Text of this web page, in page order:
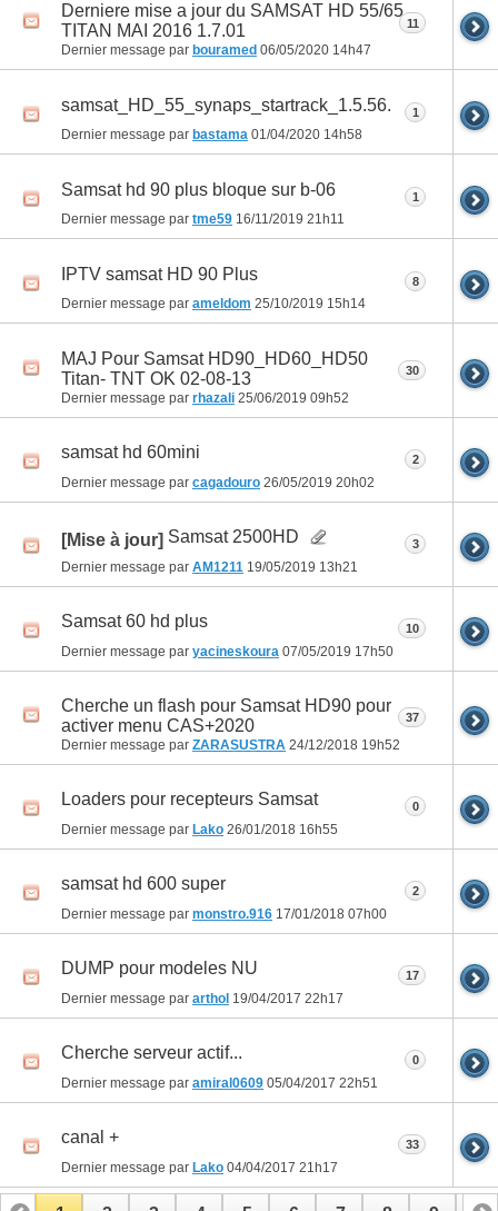
Derniere mise a jour du SAMSAT HD 55/65
TITAN MAI 2016 1.7.01
Dernier message par bouramed 06/05/2020 14h47
11
samsat_HD_55_synaps_startrack_1.5.56.
Dernier message par bastama 01/04/2020 14h58
1
Samsat hd 90 plus bloque sur b-06
Dernier message par tme59 16/11/2019 21h11
1
IPTV samsat HD 90 Plus
Dernier message par ameldom 25/10/2019 15h14
8
MAJ Pour Samsat HD90_HD60_HD50
Titan- TNT OK 02-08-13
Dernier message par rhazali 25/06/2019 09h52
30
samsat hd 60mini
Dernier message par cagadouro 26/05/2019 20h02
2
[Mise à jour] Samsat 2500HD
Dernier message par AM1211 19/05/2019 13h21
3
Samsat 60 hd plus
Dernier message par yacineskoura 07/05/2019 17h50
10
Cherche un flash pour Samsat HD90 pour
activer menu CAS+2020
Dernier message par ZARASUSTRA 24/12/2018 19h52
37
Loaders pour recepteurs Samsat
Dernier message par Lako 26/01/2018 16h55
0
samsat hd 600 super
Dernier message par monstro.916 17/01/2018 07h00
2
DUMP pour modeles NU
Dernier message par arthol 19/04/2017 22h17
17
Cherche serveur actif...
Dernier message par amiral0609 05/04/2017 22h51
0
canal +
Dernier message par Lako 04/04/2017 21h17
33